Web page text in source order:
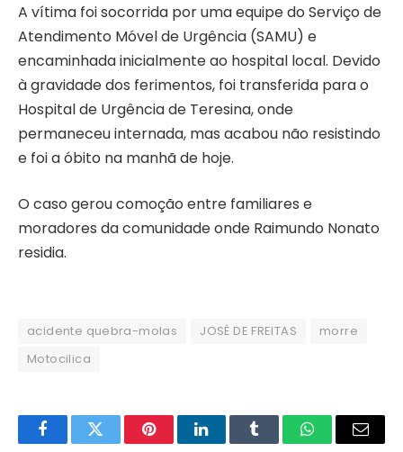
A vítima foi socorrida por uma equipe do Serviço de
Atendimento Móvel de Urgência (SAMU) e
encaminhada inicialmente ao hospital local. Devido
à gravidade dos ferimentos, foi transferida para o
Hospital de Urgência de Teresina, onde
permaneceu internada, mas acabou não resistindo
e foi a óbito na manhã de hoje.
O caso gerou comoção entre familiares e
moradores da comunidade onde Raimundo Nonato
residia.
acidente quebra-molas JOSÉ DE FREITAS
morre
Motocilica
FacebookTwitter PinterestLinkedInTumblr WhatsAppEmail